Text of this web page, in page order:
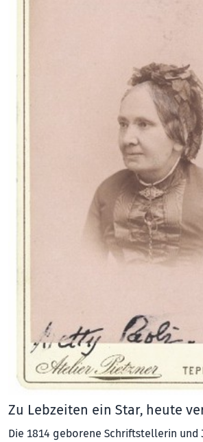
Zu Lebzeiten ein Star, heute
Die 1814 geborene Schriftstellerin